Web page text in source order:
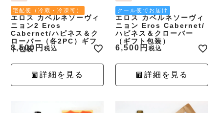
宅配便（冷蔵・冷凍可）
エロス カベルネソーヴィ
ニョン2 Eros
Cabernet/ハピネス＆ク
ローバー（各2PC）ギフ
ト包装
8,500 税込
詳細を見る
クール便でお届け
エロス カベルネソーヴィ
ニョン Eros Cabernet/
ハピネス＆クローバー
（ギフト包装）
6,500 税込
詳細を見る